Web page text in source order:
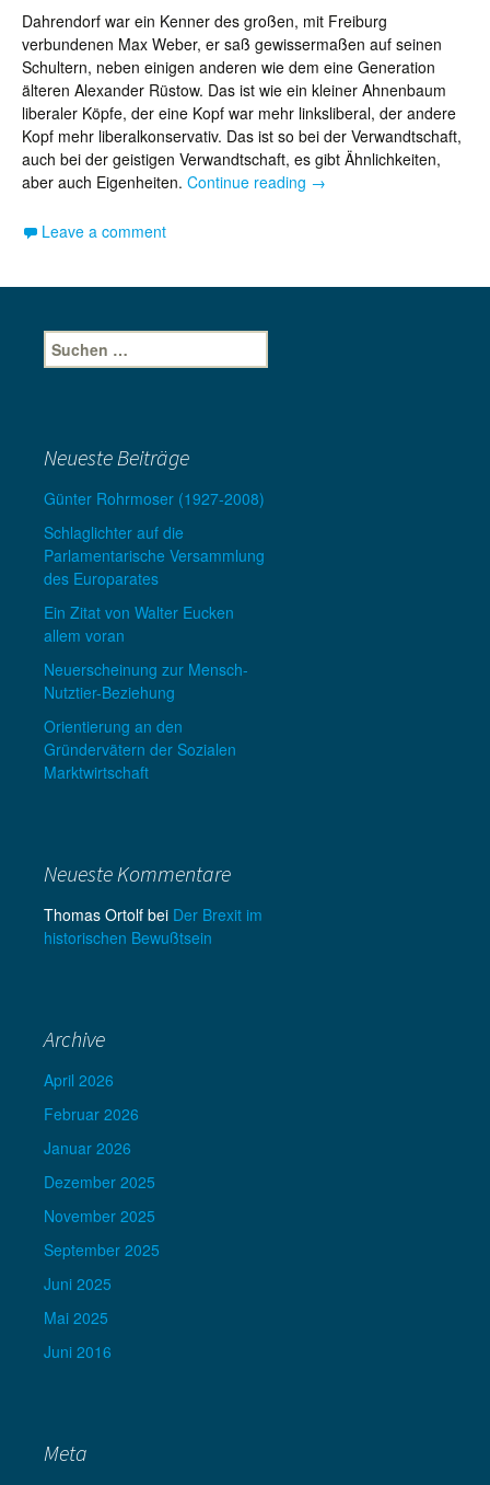
Dahrendorf war ein Kenner des großen, mit Freiburg
verbundenen Max Weber, er saß gewissermaßen auf seinen
Schultern, neben einigen anderen wie dem eine Generation
älteren Alexander Rüstow. Das ist wie ein kleiner Ahnenbaum
liberaler Köpfe, der eine Kopf war mehr linksliberal, der andere
Kopf mehr liberalkonservativ. Das ist so bei der Verwandtschaft,
auch bei der geistigen Verwandtschaft, es gibt Ähnlichkeiten,
aber auch Eigenheiten. Continue reading Auf der Suche nach den
→
Leave a comment
Suche
nach:
Neueste Beiträge
Günter Rohrmoser (1927-2008)
Schlaglichter auf die
Parlamentarische Versammlung
des Europarates
Ein Zitat von Walter Eucken
allem voran
Neuerscheinung zur Mensch-
Nutztier-Beziehung
Orientierung an den
Gründervätern der Sozialen
Marktwirtschaft
Neueste Kommentare
Thomas Ortolf bei Der Brexit im
historischen Bewußtsein
Archive
April 2026
Februar 2026
Januar 2026
Dezember 2025
November 2025
September 2025
Juni 2025
Mai 2025
Juni 2016
Meta